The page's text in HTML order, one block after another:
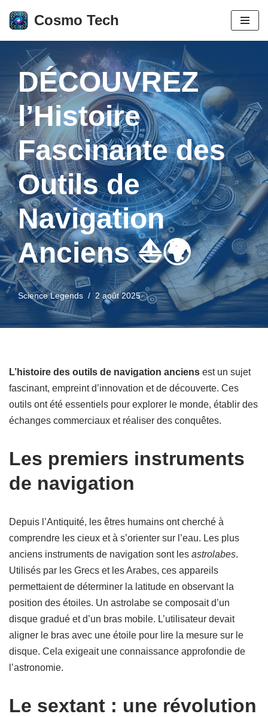
Aller
contenu
Cosmo Tech
DÉCOUVREZ
l’Histoire
Fascinante des
Outils de
Navigation
Anciens ⛵🌍
Science Legends 2 août 2025
L’histoire des outils de navigation anciens est un sujet
fascinant, empreint d’innovation et de découverte. Ces
outils ont été essentiels pour explorer le monde, établir des
échanges commerciaux et réaliser des conquêtes.
Les premiers instruments
de navigation
Depuis l’Antiquité, les êtres humains ont cherché à
comprendre les cieux et à s’orienter sur l’eau. Les plus
anciens instruments de navigation sont les astrolabes.
Utilisés par les Grecs et les Arabes, ces appareils
permettaient de déterminer la latitude en observant la
position des étoiles. Un astrolabe se composait d’un
disque gradué et d’un bras mobile. L’utilisateur devait
aligner le bras avec une étoile pour lire la mesure sur le
disque. Cela exigeait une connaissance approfondie de
l’astronomie.
Le sextant : une révolution